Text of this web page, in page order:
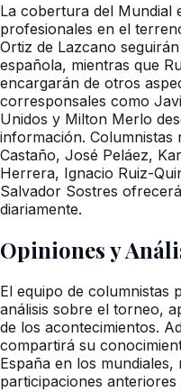
La cobertura del Mundial
profesionales en el
Ortiz de Lazcano
española, mientras que
encargarán de otros
corresponsales como
Unidos y Milton Merlo
información.
Castaño, José Peláez,
Herrera, Ignacio Ruiz-
Salvador Sostres
diariamente.
Opiniones y
El equipo de
análisis sobre el torneo,
de los acontecimientos.
compartirá su
España en los mundiales,
participaciones